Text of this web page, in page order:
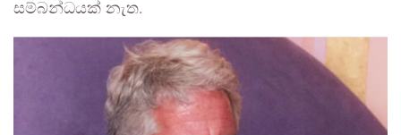
සම්බන්ධයක් නැත.